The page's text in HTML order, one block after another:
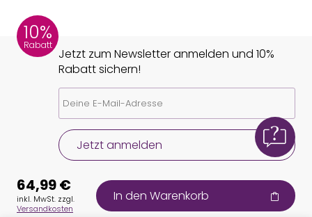
10%
Rabatt
Jetzt zum Newsletter anmelden und 10%
Rabatt sichern!
Jetzt anmelden
64,99 €
inkl. MwSt. zzgl.
Versandkosten
In den Warenkorb